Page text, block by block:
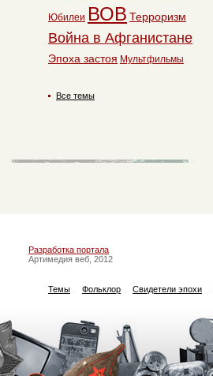
Юбилеи ВОВ Терроризм
Война в Афганистане
Эпоха застоя Мультфильмы
Все темы
Разработка портала
Артимедия веб, 2012
Темы Фольклор Свидетели эпохи